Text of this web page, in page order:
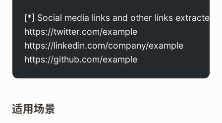
[*] Social media links and other links extracted
https://twitter.com/example
https://linkedin.com/company/example
https://github.com/example
适用场景